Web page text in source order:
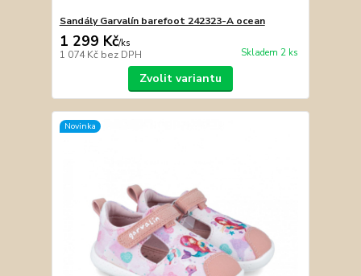
Sandály Garvalín barefoot 242323-A ocean
1 299 Kč/ks
1 074 Kč bez DPH Skladem 2 ks
Zvolit variantu
Novinka